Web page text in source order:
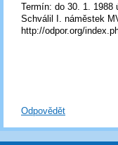
Termín: do 30. 1. 1988
Schválil I. náměstek
http://odpor.org/
Odpovědět